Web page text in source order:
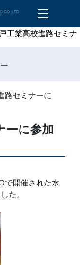
CO.,LTD
工業高校進路セミナ
工業高校進路セミナ
路セミナーに
ーに参加
で開催された水
た。